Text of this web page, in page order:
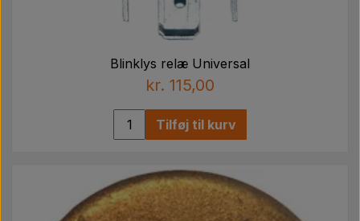
Blinklys relæ Universal
kr. 115,00
Tilføj til kurv